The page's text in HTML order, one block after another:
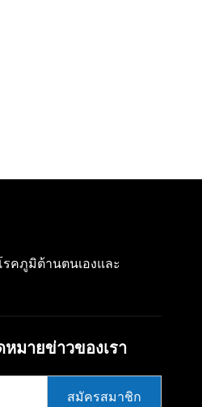
คภูมิต้านตนเองและ
มายข่าวของเรา
สมัครสมาชิก